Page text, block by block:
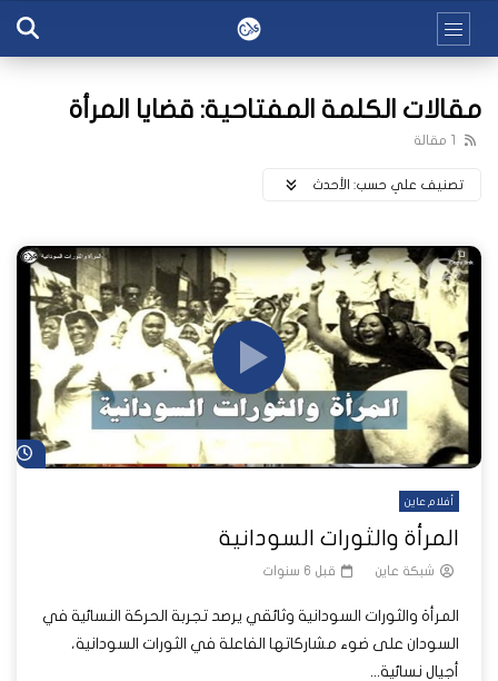
مقالات الكلمة المفتاحية: قضايا المرأة
1 مقالة
تصنيف علي حسب: اﻷحدث
أفلام عاين
المرأة والثورات السودانية
شبكة عاين قبل 6 سنوات
المرأة والثورات السودانية وثائقي يرصد تجربة الحركة النسائية في
السودان على ضوء مشاركاتها الفاعلة في الثورات السودانية،
أجيال نسائية...